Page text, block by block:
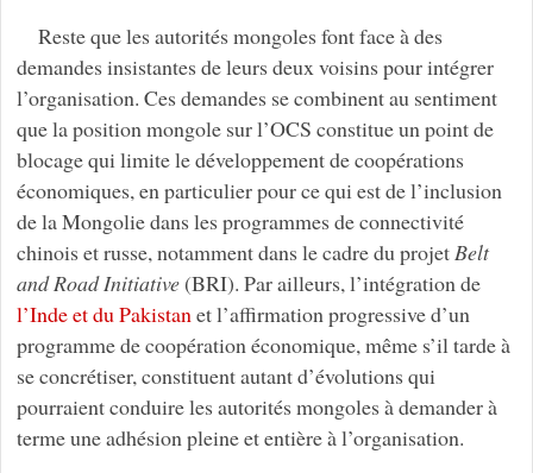
Reste que les autorités mongoles font face à des
demandes insistantes de leurs deux voisins pour intégrer
l’organisation. Ces demandes se combinent au sentiment
que la position mongole sur l’OCS constitue un point de
blocage qui limite le développement de coopérations
économiques, en particulier pour ce qui est de l’inclusion
de la Mongolie dans les programmes de connectivité
chinois et russe, notamment dans le cadre du projetBelt
and Road Initiative(BRI). Par ailleurs, l’intégration de
l’Inde et du Pakistanet l’affirmation progressive d’un
programme de coopération économique, même s’il tarde à
se concrétiser, constituent autant d’évolutions qui
pourraient conduire les autorités mongoles à demander à
terme une adhésion pleine et entière à l’organisation.